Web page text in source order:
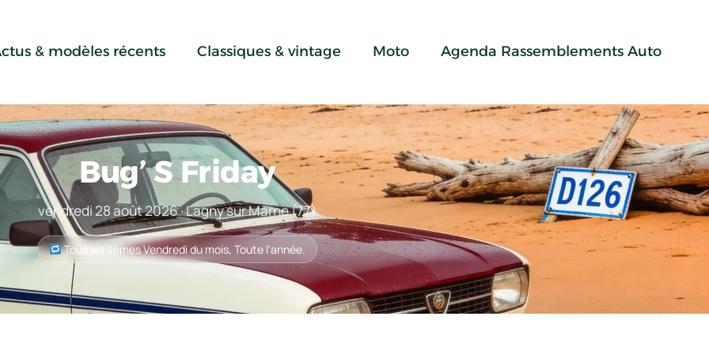
& modèles récents Classiques & vintage Moto Agenda Rassemblements Auto
Bug’ S Friday
vendredi 28 août 2026 · Lagny sur Marne (77)
Tous les 4èmes Vendredi du mois, Toute l'année.